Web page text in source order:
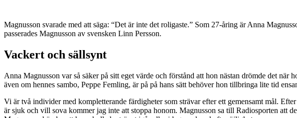
Magnusson svarade med att säga: “Det är inte det roligaste.” Som 27-åring är Anna
passerades Magnusson av svensken Linn Persson.
Vackert och sällsynt
Anna Magnusson var så säker på sitt eget värde och förstånd att hon nästan drömde
även om hennes sambo, Peppe Femling, är på på hans sätt behöver hon tillbringa lite tid
Vi är två individer med kompletterande färdigheter som strävar efter ett gemensamt mål.
är sjuk och vill sova kommer jag inte att stoppa honom. Magnusson sa till Radiosporten att